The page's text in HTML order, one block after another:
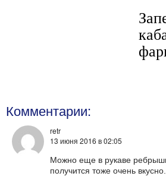
Комментарии:
retr
13 июня 2016 в 02:05
Можно еще в рукаве
получится тоже очень вкусно.